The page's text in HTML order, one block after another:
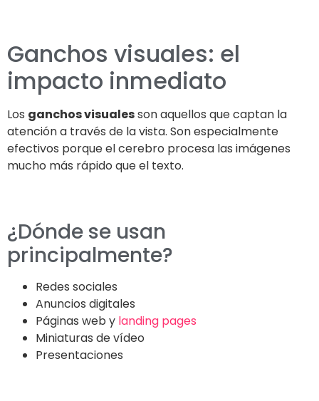
Ganchos visuales: el
impacto inmediato
Los ganchos visualesson aquellos que captan la
atención a través de la vista. Son especialmente
efectivos porque el cerebro procesa las imágenes
mucho más rápido que el texto.
¿Dónde se usan
principalmente?
Redes sociales
Anuncios digitales
Páginas web y landing pages
Miniaturas de vídeo
Presentaciones